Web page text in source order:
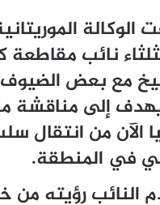
نائب
مع بعض
إلى مناقشة
الآن من انتقال
في المنطقة.
النائب رؤيته من